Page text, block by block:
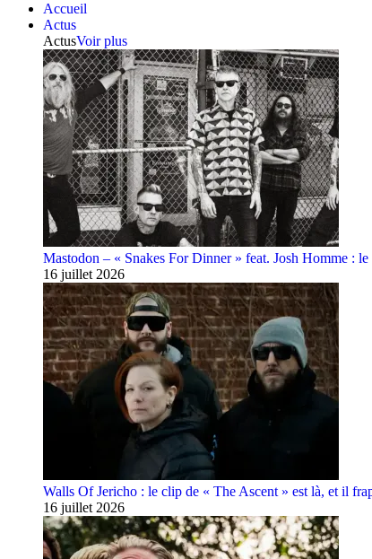
Accueil
Actus
ActusVoir plus
Mastodon – « Snakes For Dinner » feat. Josh Homme :
16 juillet 2026
Walls Of Jericho : le clip de « The Ascent » est là, et il
16 juillet 2026